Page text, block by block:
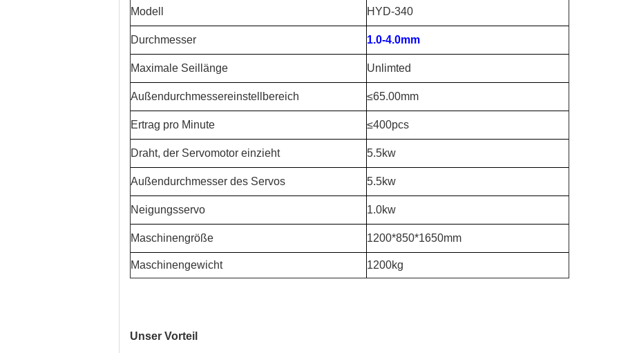
Modell HYD-340
Durchmesser 1.0-4.0mm
Maximale Seillänge Unlimted
Außendurchmessereinstellbereich ≤65.00mm
Ertrag pro Minute ≤400pcs
Draht, der Servomotor einzieht 5.5kw
Außendurchmesser des Servos 5.5kw
Neigungsservo 1.0kw
Maschinengröße 1200*850*1650mm
Maschinengewicht 1200kg
Unser Vorteil